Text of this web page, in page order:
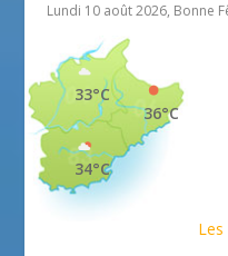
Lundi 10 août 2026, Bonne
36°C
33°C
34°C